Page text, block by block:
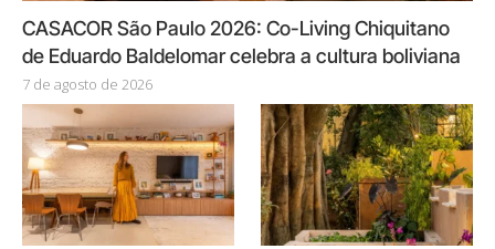
CASACOR São Paulo 2026: Co-Living Chiquitano
de Eduardo Baldelomar celebra a cultura boliviana
7 de agosto de 2026